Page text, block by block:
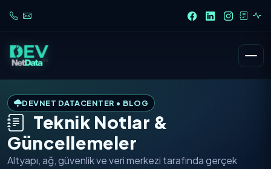
DEVNET DATACENTER • BLOG
Teknik Notlar &
Güncellemeler
Altyapı, ağ, güvenlik ve veri merkezi tarafında gerçek